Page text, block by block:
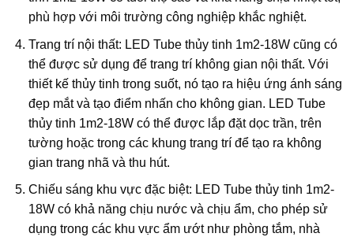
phù hợp với môi trường công nghiệp khắc nghiệt.
Trang trí nội thất: LED Tube thủy tinh 1m2-18W cũng có
thể được sử dụng để trang trí không gian nội thất. Với
thiết kế thủy tinh trong suốt, nó tạo ra hiệu ứng ánh sáng
đẹp mắt và tạo điểm nhấn cho không gian. LED Tube
thủy tinh 1m2-18W có thể được lắp đặt dọc trần, trên
tường hoặc trong các khung trang trí để tạo ra không
gian trang nhã và thu hút.
Chiếu sáng khu vực đặc biệt: LED Tube thủy tinh 1m2-
18W có khả năng chịu nước và chịu ẩm, cho phép sử
dụng trong các khu vực ẩm ướt như phòng tắm, nhà